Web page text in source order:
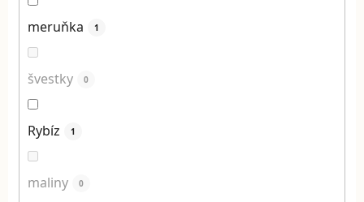
meruňka 1
švestky 0
Rybíz 1
maliny 0